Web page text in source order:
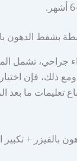
بشفط الدهون
جراحي، تشمل
ومع ذلك، فإن
تعليمات ما بعد
بالفيزر + تكبير